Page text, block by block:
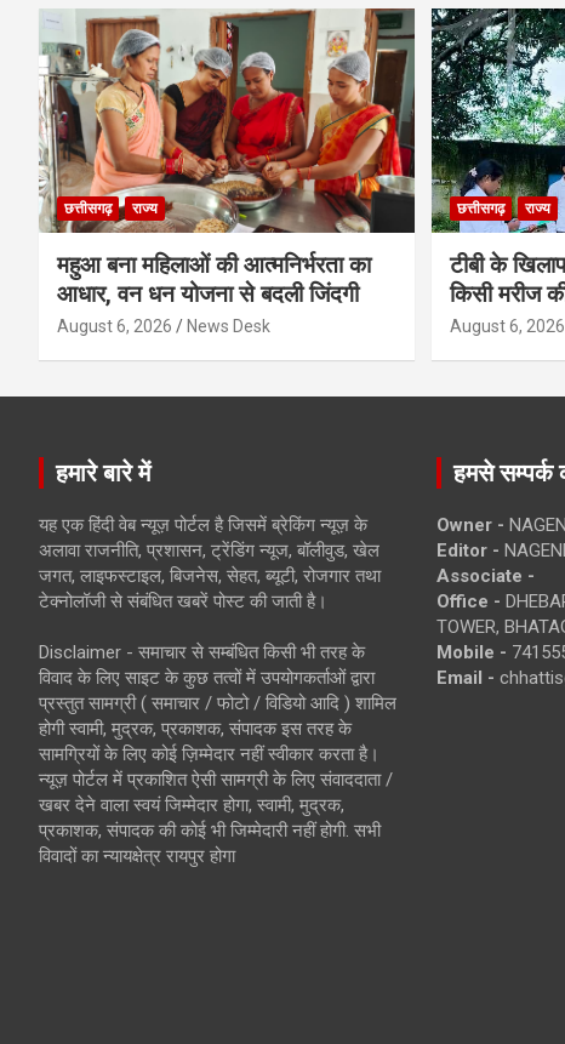
छत्तीसगढ़ राज्य
महुआ बना महिलाओं की आत्मनिर्भरता का
आधार, वन धन योजना से बदली जिंदगी
August 6, 2026 News Desk
छत्तीसगढ़ राज्य
टीबी के
किसी मरीज
August 6, 2026
हमारे बारे में
यह एक हिंदी वेब न्यूज़ पोर्टल है जिसमें ब्रेकिंग न्यूज़ के
अलावा राजनीति, प्रशासन, ट्रेंडिंग न्यूज, बॉलीवुड, खेल
जगत, लाइफस्टाइल, बिजनेस, सेहत, ब्यूटी, रोजगार तथा
टेक्नोलॉजी से संबंधित खबरें पोस्ट की जाती है।
Disclaimer - समाचार से सम्बंधित किसी भी तरह के
विवाद के लिए साइट के कुछ तत्वों में उपयोगकर्ताओं द्वारा
प्रस्तुत सामग्री ( समाचार / फोटो / विडियो आदि ) शामिल
होगी स्वामी, मुद्रक, प्रकाशक, संपादक इस तरह के
सामग्रियों के लिए कोई ज़िम्मेदार नहीं स्वीकार करता है।
न्यूज़ पोर्टल में प्रकाशित ऐसी सामग्री के लिए संवाददाता /
खबर देने वाला स्वयं जिम्मेदार होगा, स्वामी, मुद्रक,
प्रकाशक, संपादक की कोई भी जिम्मेदारी नहीं होगी. सभी
विवादों का न्यायक्षेत्र रायपुर होगा
हमसे सम्पर्क
Owner -
Editor -
Associate -
Office -
TOWER,
Mobile -
Email -